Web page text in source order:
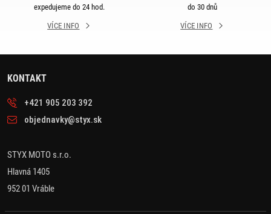
expedujeme do 24 hod.
VÍCE INFO
do 30 dnů
VÍCE INFO
KONTAKT
+421 905 203 392
objednavky@styx.sk
STYX MOTO s.r.o.
Hlavná 1405
952 01 Vráble